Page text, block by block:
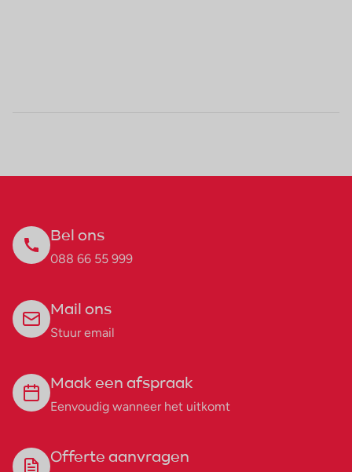
Bel ons
088 66 55 999
Mail ons
Stuur email
Maak een afspraak
Eenvoudig wanneer het uitkomt
Offerte aanvragen